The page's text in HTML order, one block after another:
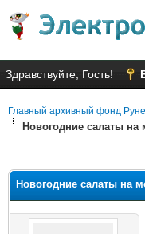
Здравствуйте, Гость!
Главный архивный фонд
Новогодние салаты
Новогодние салаты на